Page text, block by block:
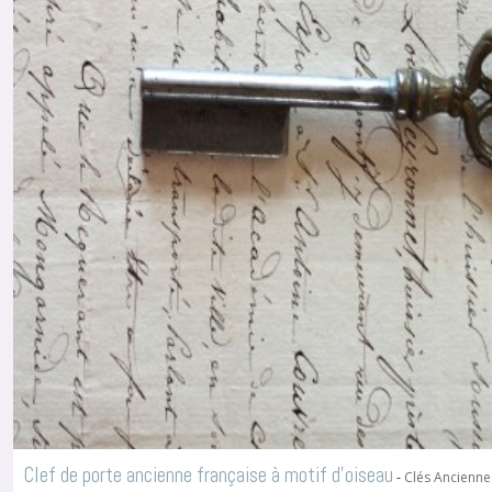
Clef de porte ancienne française à motif d'oiseau - Clés
Enjoliveurs
(11)
Afficher
les
résultats